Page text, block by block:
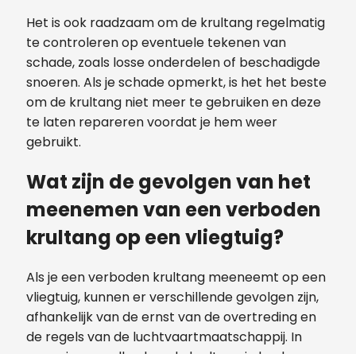
Het is ook raadzaam om de krultang regelmatig
te controleren op eventuele tekenen van
schade, zoals losse onderdelen of beschadigde
snoeren. Als je schade opmerkt, is het het beste
om de krultang niet meer te gebruiken en deze
te laten repareren voordat je hem weer
gebruikt.
Wat zijn de gevolgen van het
meenemen van een verboden
krultang op een vliegtuig?
Als je een verboden krultang meeneemt op een
vliegtuig, kunnen er verschillende gevolgen zijn,
afhankelijk van de ernst van de overtreding en
de regels van de luchtvaartmaatschappij. In